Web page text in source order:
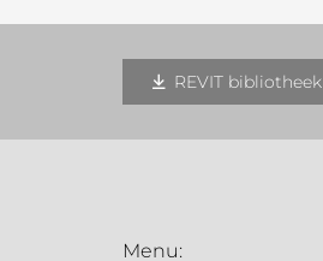
REVIT bibliotheek
Menu: